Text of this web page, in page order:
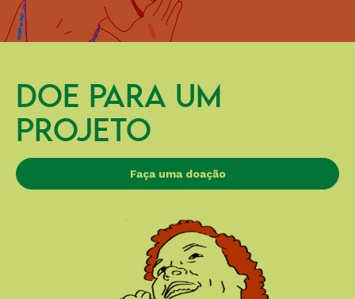
DOE PARA UM
PROJETO
Faça uma doação